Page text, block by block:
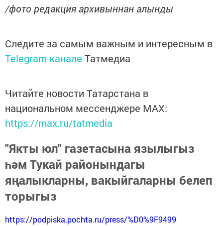
/фото редакция архивыннан алынды
Следите за самым важным и интересным в
Telegram-канале Татмедиа
Читайте новости Татарстана в
национальном мессенджере MАХ:
https://max.ru/tatmedia
"Якты юл" газетасына язылыгыз
һәм Тукай районындагы
яңалыкларны, вакыйгаларны белеп
торыгыз
https://podpiska.pochta.ru/press/%D0%9F9499